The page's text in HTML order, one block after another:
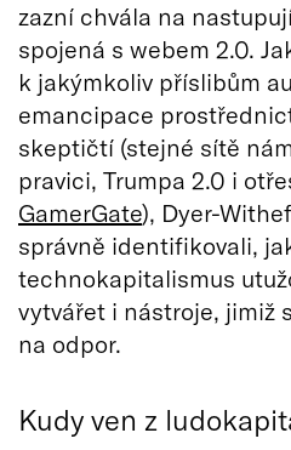
zazní chvála na
spojená s webem 2.0.
k jakýmkoliv příslibům
emancipace
skeptičtí (stejné sítě
pravici, Trumpa 2.0 i
GamerGate), Dyer-
správně identifikovali,
technokapitalismus
vytvářet i nástroje, jimiž
na odpor.
Kudy ven z